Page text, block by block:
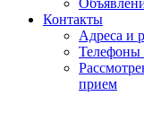
Контакты
Адреса и
Телефоны
прием